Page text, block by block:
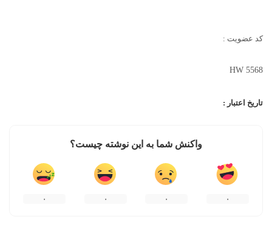
کد عضویت :
HW 5568
تاریخ اعتبار :
واکنش شما به این نوشته چیست؟
۰ ۰ ۰ ۰